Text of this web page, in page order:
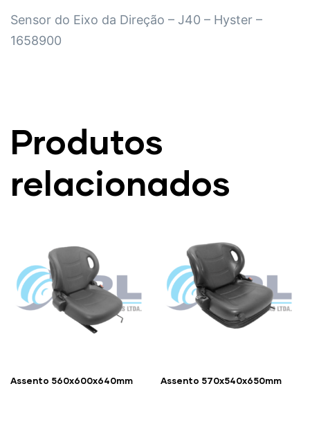
Sensor do Eixo da Direção – J40 – Hyster –
1658900
Produtos
relacionados
Assento 560x600x640mm Assento 570x540x650mm